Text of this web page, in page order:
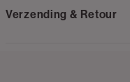
Verzending & Retour